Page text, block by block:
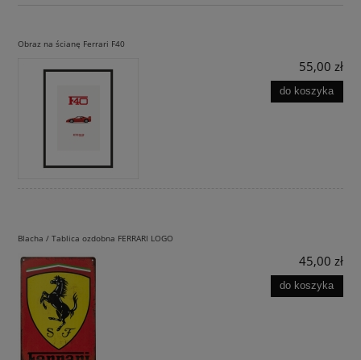
Obraz na ścianę Ferrari F40
55,00 zł
do koszyka
Blacha / Tablica ozdobna FERRARI LOGO
45,00 zł
do koszyka